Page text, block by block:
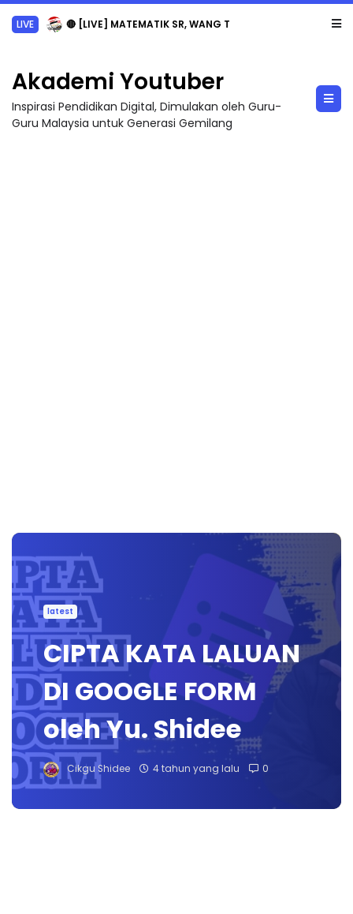
LIVE 🔴 [LIVE] MATEMATIK SR, WANG TAHUN 6 OLEH CIKGU ANITA #ALLINONE #141 #...
Akademi Youtuber
Inspirasi Pendidikan Digital, Dimulakan oleh Guru-
Guru Malaysia untuk Generasi Gemilang
latest
CIPTA KATA LALUAN
DI GOOGLE FORM
oleh Yu. Shidee
Cikgu Shidee 4 tahun yang lalu 0